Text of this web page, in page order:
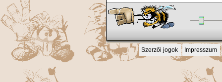
Szerzői jogok Impresszum